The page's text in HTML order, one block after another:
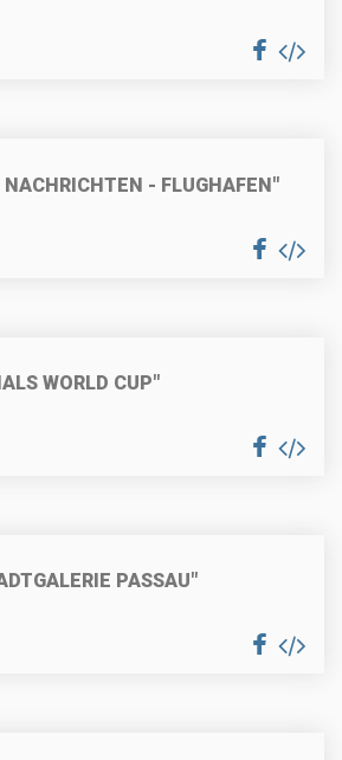
NACHRICHTEN - FLUGHAFEN"
WORLD CUP"
PASSAU"